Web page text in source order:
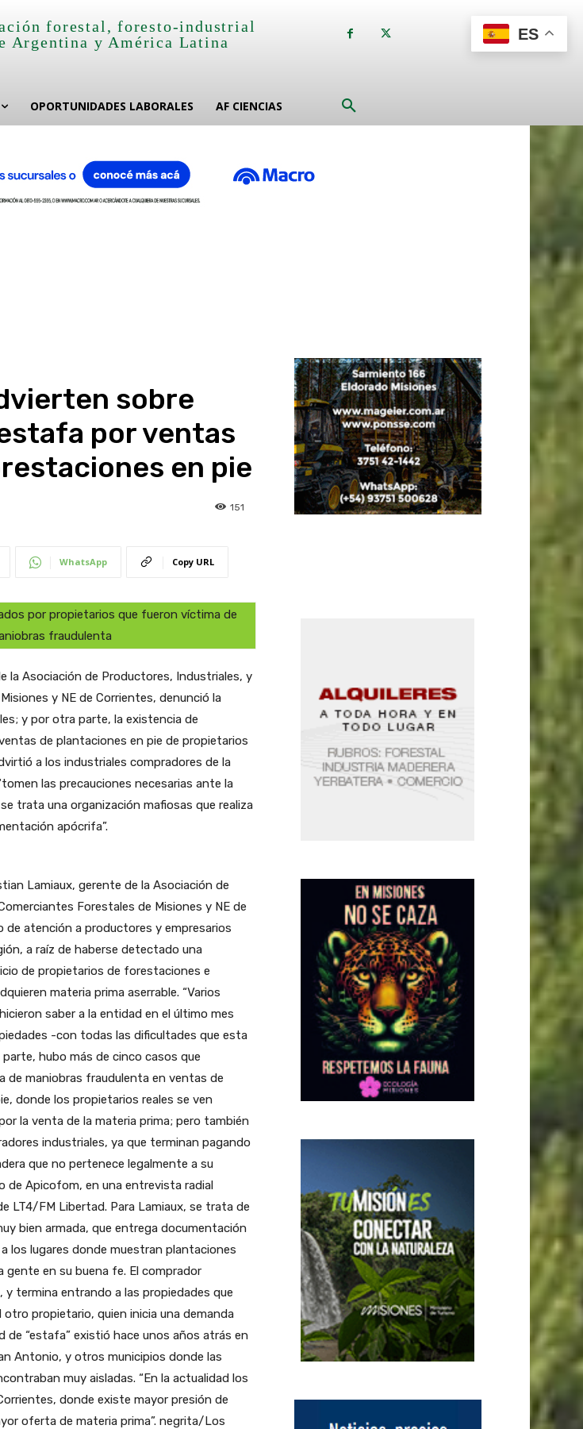
forestal, foresto-industrial
Argentina y América Latina
OPORTUNIDADES LABORALES AF CIENCIAS
sobre
por ventas
en pie
151
WhatsApp Copy URL
por propietarios que fueron víctima de
fraudulenta
la Asociación de Productores, Industriales, y
y NE de Corrientes, denunció la
y por otra parte, la existencia de
de plantaciones en pie de propietarios
a los industriales compradores de la
las precauciones necesarias ante la
trata una organización mafiosas que realiza
apócrifa”.
Lamiaux, gerente de la Asociación de
Forestales de Misiones y NE de
de atención a productores y empresarios
a raíz de haberse detectado una
de propietarios de forestaciones e
materia prima aserrable. “Varios
saber a la entidad en el último mes
-con todas las dificultades que esta
hubo más de cinco casos que
de maniobras fraudulenta en ventas de
donde los propietarios reales se ven
la venta de la materia prima; pero también
industriales, ya que terminan pagando
que no pertenece legalmente a su
de Apicofom, en una entrevista radial
LT4/FM Libertad. Para Lamiaux, se trata de
bien armada, que entrega documentación
los lugares donde muestran plantaciones
gente en su buena fe. El comprador
termina entrando a las propiedades que
propietario, quien inicia una demanda
de “estafa” existió hace unos años atrás en
Antonio, y otros municipios donde las
muy aisladas. “En la actualidad los
donde existe mayor presión de
oferta de materia prima”. negrita/Los
ES